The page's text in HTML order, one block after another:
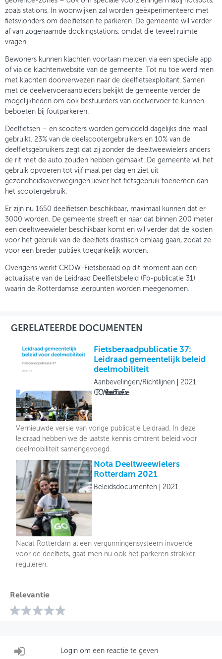
zoals stations. In woonwijken zal worden geëxperimenteerd met
fietsvlonders om deelfietsen te parkeren. De gemeente wil verder
af van zogenaamde dockingstations, omdat die teveel ruimte
vragen.
Bewoners kunnen klachten voortaan melden via een speciale app
of via de klachtenwebsite van de gemeente. Tot nu toe werd men
met klachten doorverwezen naar de deelfietsexploitant. Samen
met de deelvervoeraanbieders bekijkt de gemeente verder de
mogelijkheden om ook bestuurders van deelvervoer te kunnen
beboeten bij foutparkeren.
Deelfietsen – en scooters worden gemiddeld dagelijks drie maal
gebruikt. 23% van de deelscootergebruikers en 10% van de
deelfietsgebruikers zegt dat zij zonder de deeltweewielers anders
de rit met de auto zouden hebben gemaakt. De gemeente wil het
gebruik opvoeren tot vijf maal per dag en ziet uit
gezondheidsoverwegingen liever het fietsgebruik toenemen dan
het scootergebruik.
Er zijn nu 1650 deelfietsen beschikbaar, maximaal kunnen dat er
3000 worden. De gemeente streeft er naar dat binnen 200 meter
een deeltweewieler beschikbaar komt en wil verder dat de kosten
voor het gebruik van de deelfiets drastisch omlaag gaan, zodat ze
voor een breder publiek toegankelijk worden.
Overigens werkt CROW-Fietsberaad op dit moment aan een
actualisatie van de Leidraad Deelfietsbeleid (Fb-publicatie 31)
waarin de Rotterdamse leerpunten worden meegenomen.
GERELATEERDE DOCUMENTEN
Fietsberaadpublicatie 37:
Leidraad gemeentelijk beleid
deelmobiliteit
Aanbevelingen/Richtlijnen
2021
CROW Fietsberaad & Tour de Force
Vernieuwde versie van vorige publicatie Leidraad. In deze
leidraad hebben we de laatste kennis omtrent beleid voor
deelmobiliteit samengevoegd.
Nota Deeltweewielers
Rotterdam 2021
Beleidsdocumenten 2021
Nadat Rotterdam al een vergunningensysteem invoerde
voor de deelfiets, gaat men nu ook het parkeren strakker
reguleren.
Relevantie
Login om een reactie te geven